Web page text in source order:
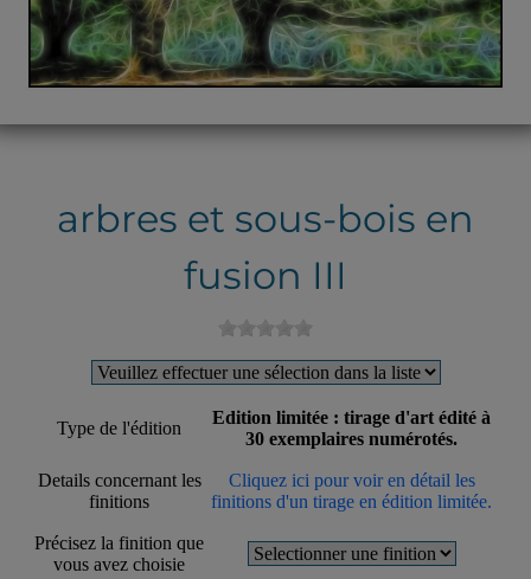
arbres et sous-bois en
fusion III
Type de l'édition
Edition limitée : tirage d'art édité à
30 exemplaires numérotés.
Details concernant les
finitions
Cliquez ici pour voir en détail les
finitions d'un tirage en édition limitée.
Précisez la finition que
vous avez choisie